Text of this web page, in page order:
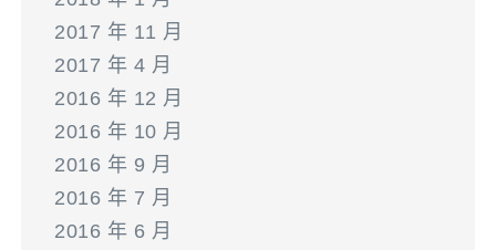
2017 年 11 月
2017 年 4 月
2016 年 12 月
2016 年 10 月
2016 年 9 月
2016 年 7 月
2016 年 6 月